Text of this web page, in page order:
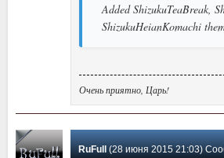
Added ShizukuTeaBreak,
ShizukuHeianKomachi
Очень приятно, Царь!
RuFull(28 июня 2015 21:03)